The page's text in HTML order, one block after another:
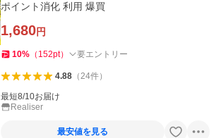
ポイント消化 利用 爆買
1,680円
10% （ 152pt） 要エントリー
4.88（24件）
最短8/10お届け
Realiser
最安値を見る